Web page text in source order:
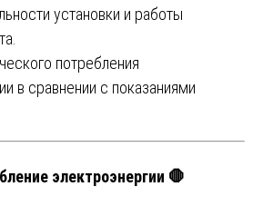
установки и работы
потребления
в сравнении с показаниями
электроэнергии 🛑